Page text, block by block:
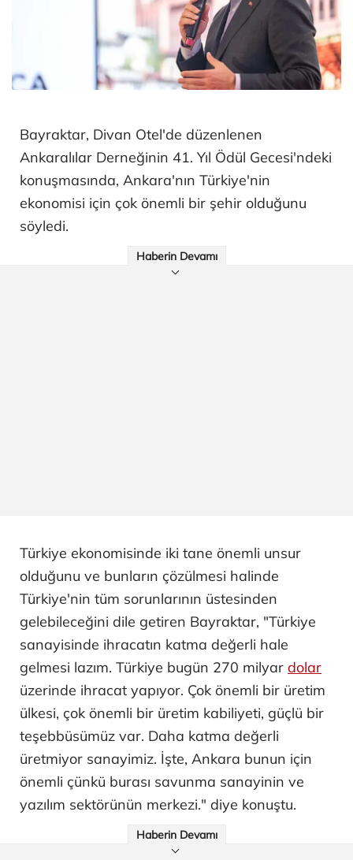
Bayraktar, Divan Otel'de düzenlenen
Ankaralılar Derneğinin 41. Yıl Ödül Gecesi'ndeki
konuşmasında, Ankara'nın Türkiye'nin
ekonomisi için çok önemli bir şehir olduğunu
söyledi.
Haberin Devamı
Türkiye ekonomisinde iki tane önemli unsur
olduğunu ve bunların çözülmesi halinde
Türkiye'nin tüm sorunlarının üstesinden
gelebileceğini dile getiren Bayraktar, "Türkiye
sanayisinde ihracatın katma değerli hale
gelmesi lazım. Türkiye bugün 270 milyar dolar
üzerinde ihracat yapıyor. Çok önemli bir üretim
ülkesi, çok önemli bir üretim kabiliyeti, güçlü bir
teşebbüsümüz var. Daha katma değerli
üretmiyor sanayimiz. İşte, Ankara bunun için
önemli çünkü burası savunma sanayinin ve
yazılım sektörünün merkezi." diye konuştu.
Haberin Devamı